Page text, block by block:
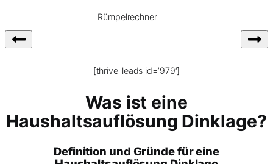
Rümpelrechner
[thrive_leads id=’979′]
Was ist eine
Haushaltsauflösung Dinklage?
Definition und Gründe für eine